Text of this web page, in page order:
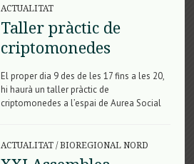
ACTUALITAT
Taller pràctic de
criptomonedes
El proper dia 9 des de les 17 fins a les 20,
hi haurà un taller pràctic de
criptomonedes a l’espai de Aurea Social
ACTUALITAT/BIOREGIONAL NORD